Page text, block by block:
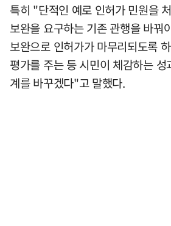
특히 "단적인 예로 인허가 민원을
보완을 요구하는 기존 관행을 바꿔
보완으로 인허가가 마무리되도록
평가를 주는 등 시민이 체감하는
계를 바꾸겠다"고 말했다.